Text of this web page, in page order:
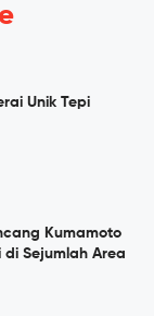
Unik Tepi
Kumamoto
Sejumlah Area